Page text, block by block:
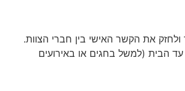
את הקשר האישי בין חברי הצוות.
עד הבית (למשל בחגים או באירועים